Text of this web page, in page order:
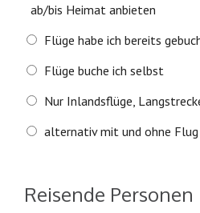
ab/bis Heimat anbieten
Flüge habe ich bereits
Flüge buche ich selbst
Nur Inlandsflüge,
alternativ mit und ohne
Reisende Personen